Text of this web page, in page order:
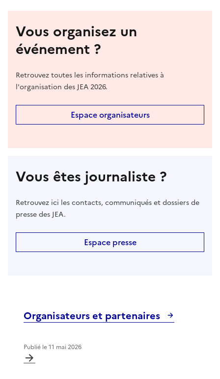
Vous organisez un
événement ?
Retrouvez toutes les informations relatives à
l'organisation des JEA 2026.
Espace organisateurs
Vous êtes journaliste ?
Retrouvez ici les contacts, communiqués et dossiers de
presse des JEA.
Espace presse
Organisateurs et partenaires
Publié le11 mai 2026